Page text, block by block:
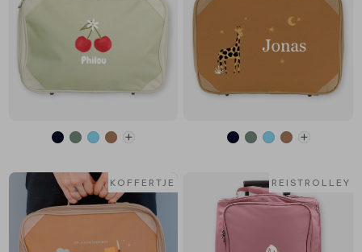
KOFFERTJE REISTROLLEY